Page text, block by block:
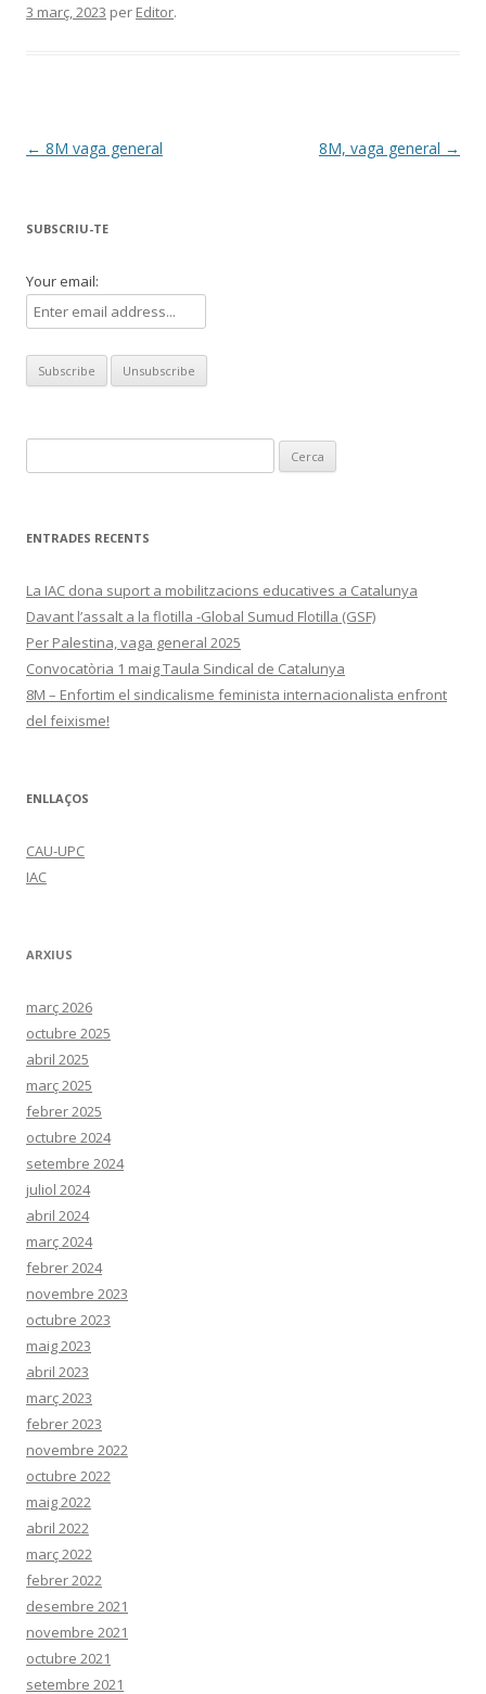
3 març, 2023 per Editor.
Navegació
entrades
← 8M vaga general 8M, vaga general →
SUBSCRIU-TE
Your email:
ENTRADES RECENTS
La IAC dona suport a mobilitzacions educatives a Catalunya
Davant l’assalt a la flotilla -Global Sumud Flotilla (GSF)
Per Palestina, vaga general 2025
Convocatòria 1 maig Taula Sindical de Catalunya
8M – Enfortim el sindicalisme feminista internacionalista enfront
del feixisme!
ENLLAÇOS
CAU-UPC
IAC
ARXIUS
març 2026
octubre 2025
abril 2025
març 2025
febrer 2025
octubre 2024
setembre 2024
juliol 2024
abril 2024
març 2024
febrer 2024
novembre 2023
octubre 2023
maig 2023
abril 2023
març 2023
febrer 2023
novembre 2022
octubre 2022
maig 2022
abril 2022
març 2022
febrer 2022
desembre 2021
novembre 2021
octubre 2021
setembre 2021